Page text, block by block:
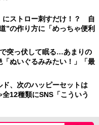
にストロー刺すだけ！？ 自
”の作り方に「めっちゃ便利
突っ伏して眠る…あまりの
ぬいぐるみみたい！」「最
ド、次のハッピーセットは
12種類にSNS「こういう